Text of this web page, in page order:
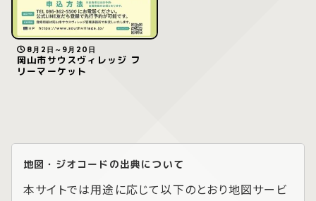
8月2日～9月20日
岡山市サウスヴィレッジ フ
リーマーケット
地図・ジオコードの出典について
本サイトでは用途に応じて以下のとおり地図サービ